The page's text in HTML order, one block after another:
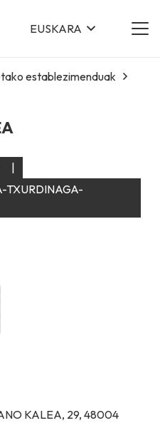
EUSKARA
establezimenduak
|
TXURDINAGA-
KALEA, 29, 48004